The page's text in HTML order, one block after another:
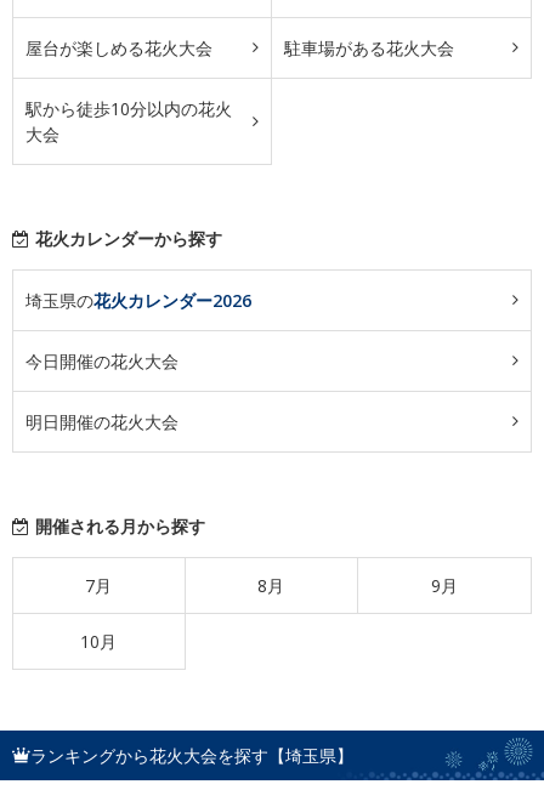
屋台が楽しめる花火大会 駐車場がある花火大会
駅から徒歩10分以内の花火
大会
花火カレンダーから探す
埼玉県の花火カレンダー2026
今日開催の花火大会
明日開催の花火大会
開催される月から探す
7月 8月 9月
10月
ランキングから花火大会を探す【埼玉県】